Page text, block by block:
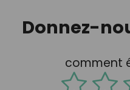
Donnez-
comment